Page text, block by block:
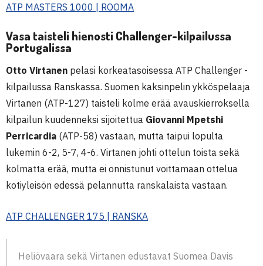
ATP MASTERS 1000 | ROOMA
Vasa taisteli hienosti Challenger-kilpailussa
Portugalissa
Otto Virtanen pelasi korkeatasoisessa ATP Challenger -
kilpailussa Ranskassa. Suomen kaksinpelin ykköspelaaja
Virtanen (ATP-127) taisteli kolme erää avauskierroksella
kilpailun kuudenneksi sijoitettua Giovanni Mpetshi
Perricardia (ATP-58) vastaan, mutta taipui lopulta
lukemin 6-2, 5-7, 4-6. Virtanen johti ottelun toista sekä
kolmatta erää, mutta ei onnistunut voittamaan ottelua
kotiyleisön edessä pelannutta ranskalaista vastaan.
ATP CHALLENGER 175 | RANSKA
Heliövaara sekä Virtanen edustavat Suomea Davis